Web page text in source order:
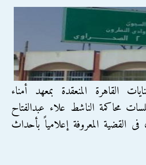
القاهرة المنعقدة بمعهد أمناء
محاكمة الناشط علاء عبدالفتاح
فى القضية المعروفة إعلامياً بأحداث